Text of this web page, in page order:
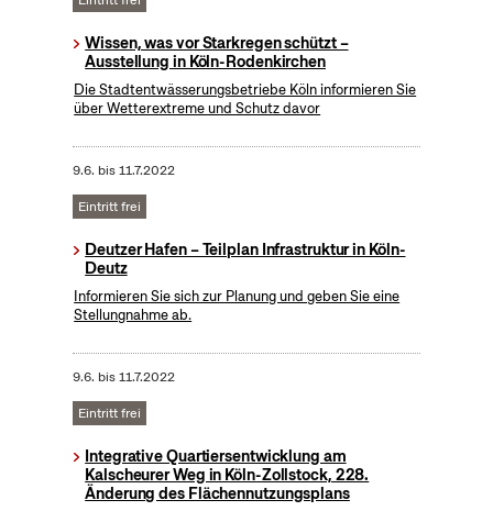
Wissen, was vor Starkregen schützt –
Ausstellung in Köln-Rodenkirchen
Die Stadtentwässerungsbetriebe Köln informieren Sie
über Wetterextreme und Schutz davor
9.6. bis11.7.2022
Eintritt frei
Deutzer Hafen – Teilplan Infrastruktur in Köln-
Deutz
Informieren Sie sich zur Planung und geben Sie eine
Stellungnahme ab.
9.6. bis11.7.2022
Eintritt frei
Integrative Quartiersentwicklung am
Kalscheurer Weg in Köln-Zollstock, 228.
Änderung des Flächennutzungsplans